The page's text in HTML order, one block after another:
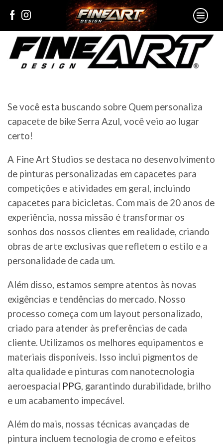
Se você esta buscando sobre Quem personaliza
capacete de bike Serra Azul, você veio ao lugar
certo!
A Fine Art Studios se destaca no desenvolvimento
de pinturas personalizadas em capacetes para
competições e atividades em geral, incluindo
capacetes para bicicletas. Com mais de 20 anos de
experiência, nossa missão é transformar os
sonhos dos nossos clientes em realidade, criando
obras de arte exclusivas que refletem o estilo e a
personalidade de cada um.
Além disso, estamos sempre atentos às novas
exigências e tendências do mercado. Nosso
processo começa com um layout personalizado,
criado para atender às preferências de cada
cliente. Utilizamos os melhores equipamentos e
materiais disponíveis. Isso inclui pigmentos de
alta qualidade e pinturas com nanotecnologia
aeroespacial PPG, garantindo durabilidade, brilho
e um acabamento impecável.
Além do mais, nossas técnicas avançadas de
pintura incluem tecnologia de cromo e efeitos